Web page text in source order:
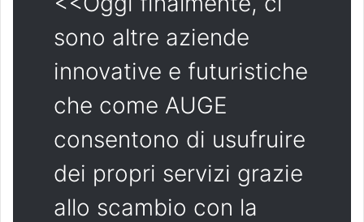
sono altre aziende
innovative e futuristiche
che come AUGE
consentono di usufruire
dei propri servizi grazie
allo scambio con la